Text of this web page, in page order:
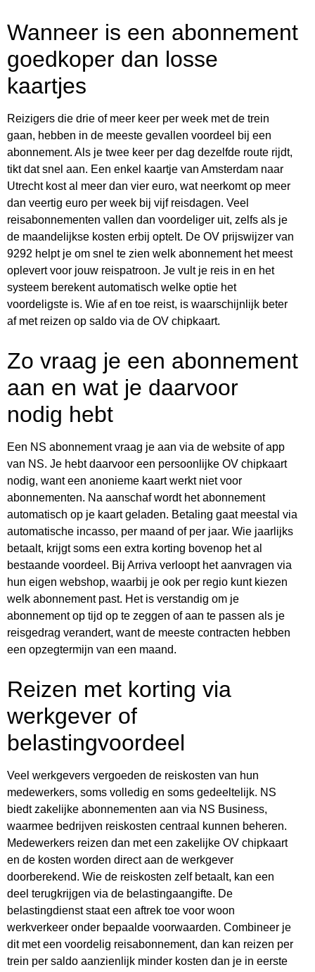
Wanneer is een abonnement
goedkoper dan losse
kaartjes
Reizigers die drie of meer keer per week met de trein
gaan, hebben in de meeste gevallen voordeel bij een
abonnement. Als je twee keer per dag dezelfde route rijdt,
tikt dat snel aan. Een enkel kaartje van Amsterdam naar
Utrecht kost al meer dan vier euro, wat neerkomt op meer
dan veertig euro per week bij vijf reisdagen. Veel
reisabonnementen vallen dan voordeliger uit, zelfs als je
de maandelijkse kosten erbij optelt. De OV prijswijzer van
9292 helpt je om snel te zien welk abonnement het meest
oplevert voor jouw reispatroon. Je vult je reis in en het
systeem berekent automatisch welke optie het
voordeligste is. Wie af en toe reist, is waarschijnlijk beter
af met reizen op saldo via de OV chipkaart.
Zo vraag je een abonnement
aan en wat je daarvoor
nodig hebt
Een NS abonnement vraag je aan via de website of app
van NS. Je hebt daarvoor een persoonlijke OV chipkaart
nodig, want een anonieme kaart werkt niet voor
abonnementen. Na aanschaf wordt het abonnement
automatisch op je kaart geladen. Betaling gaat meestal via
automatische incasso, per maand of per jaar. Wie jaarlijks
betaalt, krijgt soms een extra korting bovenop het al
bestaande voordeel. Bij Arriva verloopt het aanvragen via
hun eigen webshop, waarbij je ook per regio kunt kiezen
welk abonnement past. Het is verstandig om je
abonnement op tijd op te zeggen of aan te passen als je
reisgedrag verandert, want de meeste contracten hebben
een opzegtermijn van een maand.
Reizen met korting via
werkgever of
belastingvoordeel
Veel werkgevers vergoeden de reiskosten van hun
medewerkers, soms volledig en soms gedeeltelijk. NS
biedt zakelijke abonnementen aan via NS Business,
waarmee bedrijven reiskosten centraal kunnen beheren.
Medewerkers reizen dan met een zakelijke OV chipkaart
en de kosten worden direct aan de werkgever
doorberekend. Wie de reiskosten zelf betaalt, kan een
deel terugkrijgen via de belastingaangifte. De
belastingdienst staat een aftrek toe voor woon
werkverkeer onder bepaalde voorwaarden. Combineer je
dit met een voordelig reisabonnement, dan kan reizen per
trein per saldo aanzienlijk minder kosten dan je in eerste